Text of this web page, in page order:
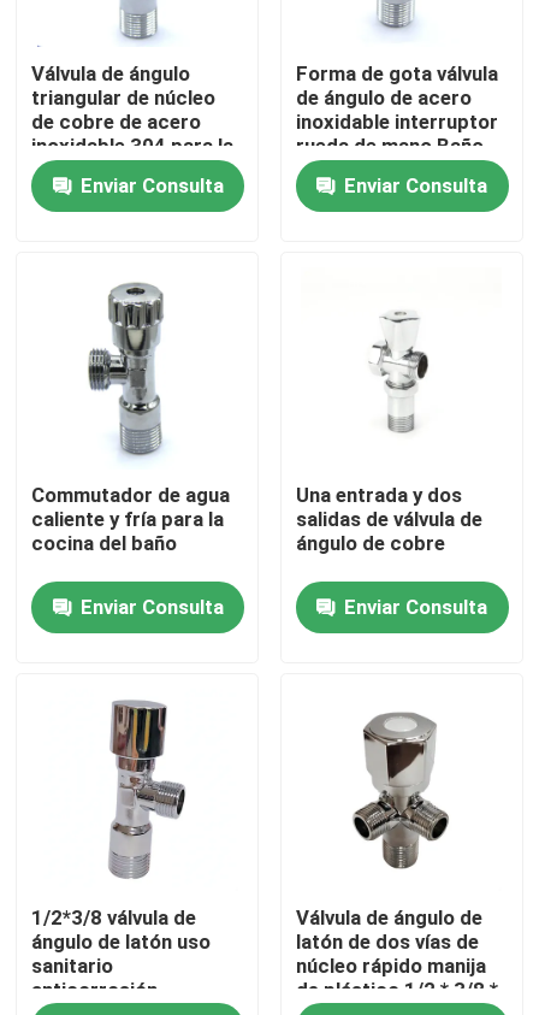
Productos
Sobre nosotros
Viaje de la fábrica
Control de calidad
éntrenos en contacto con
Pida una cita
Válvula de cobre amarillo del grifo
Válvula de ángulo de cobre amarillo
Válvula de bola de latón
Válvula de ángulo
triangular de núcleo
de cobre de acero
inoxidable 304 para la
cocina del baño
Enviar Consulta
Forma de gota válvula
de ángulo de acero
inoxidable interruptor
rueda de mano Baño
accesorios de cocina
Enviar Consulta
Commutador de agua
caliente y fría para la
cocina del baño
Enviar Consulta
Una entrada y dos
salidas de válvula de
ángulo de cobre
Enviar Consulta
1/2*3/8 válvula de
ángulo de latón uso
sanitario
anticorrosión
Válvula de ángulo de
latón de dos vías de
núcleo rápido manija
de plástico 1/2 * 3/8 *